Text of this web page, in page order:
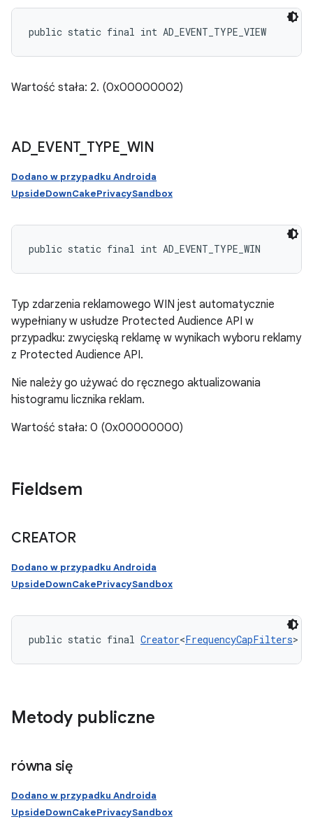
public static final int AD_EVENT_TYPE_VIEW
Wartość stała: 2. (0x00000002)
AD_ EVENT_ TYPE WIN
Dodano w przypadku Androida
UpsideDownCakePrivacySandbox
public static final int AD_EVENT_TYPE_WIN
Typ zdarzenia reklamowego WIN jest automatycznie
wypełniany w usłudze Protected Audience API w
przypadku: zwycięską reklamę w wynikach wyboru reklamy
z Protected Audience API.
Nie należy go używać do ręcznego aktualizowania
histogramu licznika reklam.
Wartość stała: 0 (0x00000000)
Fieldsem
CREATOR
Dodano w przypadku Androida
UpsideDownCakePrivacySandbox
public static final Creator<FrequencyCapFilters>
Metody publiczne
równa się
Dodano w przypadku Androida
UpsideDownCakePrivacySandbox